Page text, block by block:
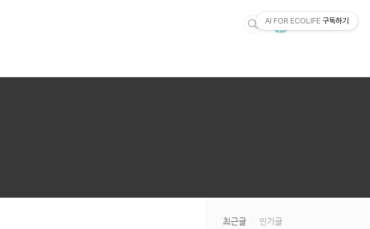
최근글 인기글
AI FOR ECOLIFE 구독하기